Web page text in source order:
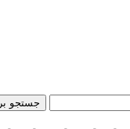
جستجو